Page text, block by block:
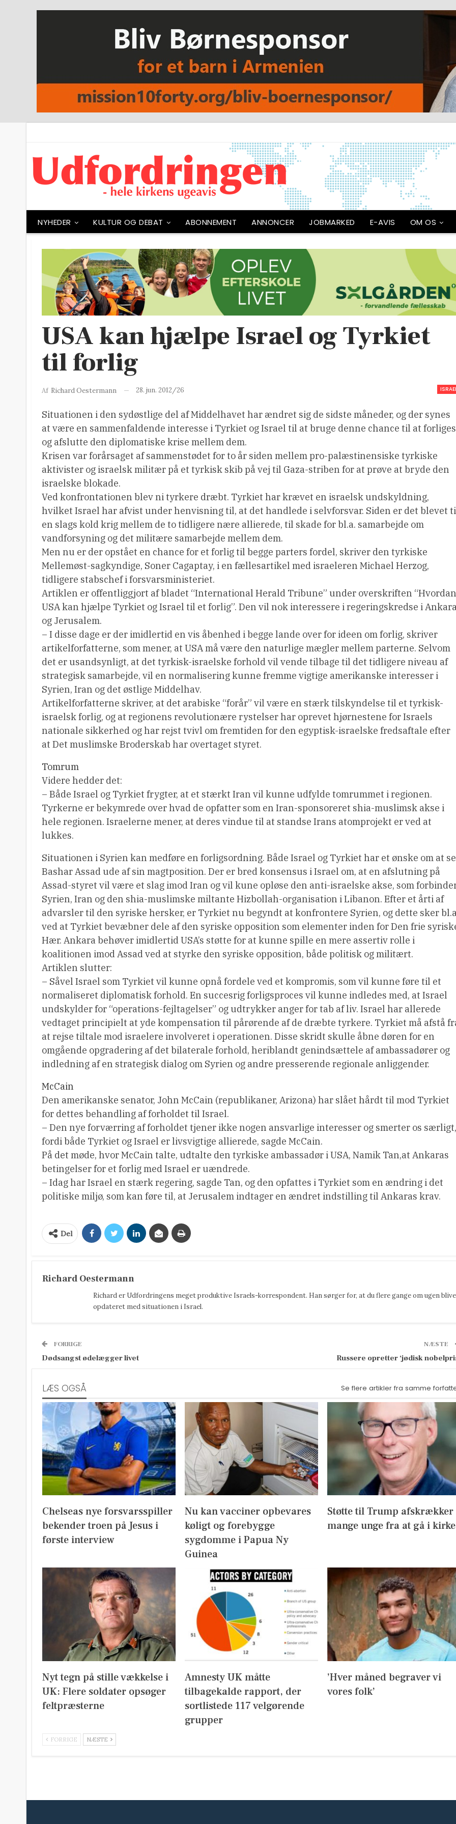
NYHEDER KULTUR OG DEBAT ABONNEMENT ANNONCER JOBMARKED E-AVIS OM OS
USA kan hjælpe Israel og Tyrkiet
til forlig
Af Richard Oestermann 28. jun. 2012/26
Situationen i den sydøstlige del af Middelhavet har ændret sig de sidste måneder, og der synes
at være en sammenfaldende interesse i Tyrkiet og Israel til at bruge denne chance til at forliges
og afslutte den diplomatiske krise mellem dem.
Krisen var forårsaget af sammenstødet for to år siden mellem pro-palæstinensiske tyrkiske
aktivister og israelsk militær på et tyrkisk skib på vej til Gaza-striben for at prøve at bryde den
israelske blokade.
Ved konfrontationen blev ni tyrkere dræbt. Tyrkiet har krævet en israelsk undskyldning,
hvilket Israel har afvist under henvisning til, at det handlede i selvforsvar. Siden er det blevet
en slags kold krig mellem de to tidligere nære allierede, til skade for bl.a. samarbejde om
vandforsyning og det militære samarbejde mellem dem.
Men nu er der opstået en chance for et forlig til begge parters fordel, skriver den tyrkiske
Mellemøst-sagkyndige, Soner Cagaptay, i en fællesartikel med israeleren Michael Herzog,
tidligere stabschef i forsvarsministeriet.
Artiklen er offentliggjort af bladet “International Herald Tribune” under overskriften “Hvordan
USA kan hjælpe Tyrkiet og Israel til et forlig”. Den vil nok interessere i regeringskredse i
og Jerusalem.
– I disse dage er der imidlertid en vis åbenhed i begge lande over for ideen om forlig, skriver
artikelforfatterne, som mener, at USA må være den naturlige mægler mellem parterne. Selvom
det er usandsynligt, at det tyrkisk-israelske forhold vil vende tilbage til det tidligere niveau af
strategisk samarbejde, vil en normalisering kunne fremme vigtige amerikanske interesser i
Syrien, Iran og det østlige Middelhav.
Artikelforfatterne skriver, at det arabiske “forår” vil være en stærk tilskyndelse til et tyrkisk-
israelsk forlig, og at regionens revolutionære rystelser har oprevet hjørnestene for Israels
nationale sikkerhed og har rejst tvivl om fremtiden for den egyptisk-israelske fredsaftale efter
at Det muslimske Broderskab har overtaget styret.
Tomrum
Videre hedder det:
– Både Israel og Tyrkiet frygter, at et stærkt Iran vil kunne udfylde tomrummet i regionen.
Tyrkerne er bekymrede over hvad de opfatter som en Iran-sponsoreret shia-muslimsk akse i
hele regionen. Israelerne mener, at deres vindue til at standse Irans atomprojekt er ved at
lukkes.
Situationen i Syrien kan medføre en forligsordning. Både Israel og Tyrkiet har et ønske om at se
Bashar Assad ude af sin magtposition. Der er bred konsensus i Israel om, at en afslutning på
Assad-styret vil være et slag imod Iran og vil kune opløse den anti-israelske akse, som
Syrien, Iran og den shia-muslimske miltante Hizbollah-organisation i Libanon. Efter et årti af
advarsler til den syriske hersker, er Tyrkiet nu begyndt at konfrontere Syrien, og dette sker
ved at Tyrkiet bevæbner dele af den syriske opposition som elementer inden for Den frie
Hær. Ankara behøver imidlertid USA’s støtte for at kunne spille en mere assertiv rolle i
koalitionen imod Assad ved at styrke den syriske opposition, både politisk og militært.
Artiklen slutter:
– Såvel Israel som Tyrkiet vil kunne opnå fordele ved et kompromis, som vil kunne føre til et
normaliseret diplomatisk forhold. En succesrig forligsproces vil kunne indledes med, at Israel
undskylder for “operations-fejltagelser” og udtrykker anger for tab af liv. Israel har allerede
vedtaget principielt at yde kompensation til pårørende af de dræbte tyrkere. Tyrkiet må afstå
at rejse tiltale mod israelere involveret i operationen. Disse skridt skulle åbne døren for en
omgående opgradering af det bilaterale forhold, heriblandt genindsættele af ambassadører og
indledning af en strategisk dialog om Syrien og andre presserende regionale anliggender.
McCain
Den amerikanske senator, John McCain (republikaner, Arizona) har slået hårdt til mod Tyrkiet
for dettes behandling af forholdet til Israel.
– Den nye forværring af forholdet tjener ikke nogen ansvarlige interesser og smerter os særligt,
fordi både Tyrkiet og Israel er livsvigtige allierede, sagde McCain.
På det møde, hvor McCain talte, udtalte den tyrkiske ambassadør i USA, Namik Tan,at Ankaras
betingelser for et forlig med Israel er uændrede.
– Idag har Israel en stærk regering, sagde Tan, og den opfattes i Tyrkiet som en ændring i det
politiske miljø, som kan føre til, at Jerusalem indtager en ændret indstilling til Ankaras krav.
Del
Richard Oestermann
Richard er Udfordringens meget produktive Israels-korrespondent. Han sørger for, at du flere gange om ugen
opdateret med situationen i Israel.
FORRIGE
Dødsangst ødelægger livet
NÆSTE
Russere opretter ‘jødisk
LÆS OGSÅ Se flere artikler fra samme
Chelseas nye forsvarsspiller
bekender troen på Jesus i
første interview
Nu kan vacciner opbevares
køligt og forebygge
sygdomme i Papua Ny
Guinea
Støtte til Trump afskrækker
mange unge fra at gå i kirke
Nyt tegn på stille vækkelse i
UK: Flere soldater opsøger
feltpræsterne
Amnesty UK måtte
tilbagekalde rapport, der
sortlistede 117 velgørende
grupper
’Hver måned begraver vi
vores folk’
FORRIGE NÆSTE